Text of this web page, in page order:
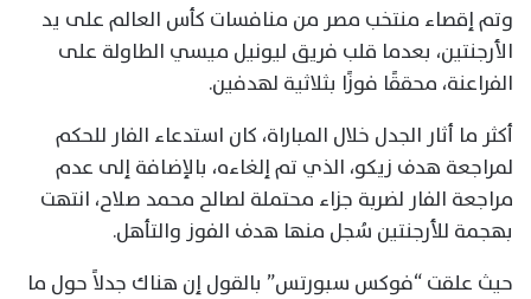
وتم إقصاء منتخب مصر من منافسات كأس العالم على يد
الأرجنتين، بعدما قلب فريق ليونيل ميسي الطاولة على
الفراعنة، محققًا فوزًا بثلاثية لهدفين.
أكثر ما أثار الجدل خلال المباراة، كان استدعاء الفار للحكم
لمراجعة هدف زيكو، الذي تم إلغاءه، بالإضافة إلى عدم
مراجعة الفار لضربة جزاء محتملة لصالح محمد صلاح، انتهت
بهجمة للأرجنتين سُجل منها هدف الفوز والتأهل.
حيث علقت “فوكس سبورتس” بالقول إن هناك جدلاً حول ما